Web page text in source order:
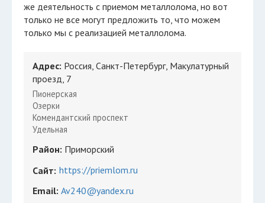
же деятельность с приемом металлолома, но вот
только не все могут предложить то, что можем
только мы с реализацией металлолома.
Адрес: Россия, Санкт-Петербург, Макулатурный
проезд, 7
Пионерская
Озерки
Комендантский проспект
Удельная
Район: Приморский
Сайт: https://priemlom.ru
Email: Av240@yandex.ru